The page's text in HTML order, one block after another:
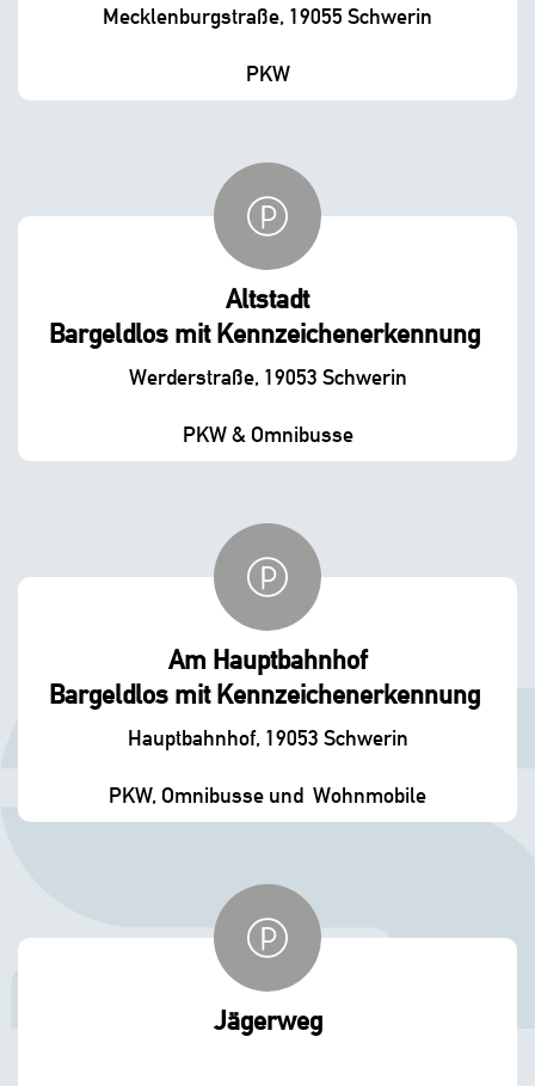
Mecklenburgstraße, 19055 Schwerin
PKW
Altstadt
Bargeldlos mit Kennzeichenerkennung
Werderstraße, 19053 Schwerin
PKW & Omnibusse
Am Hauptbahnhof
Bargeldlos mit Kennzeichenerkennung
Hauptbahnhof, 19053 Schwerin
PKW, Omnibusse und Wohnmobile
Jägerweg